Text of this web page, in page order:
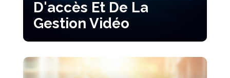
D'accès Et De La
Gestion Vidéo